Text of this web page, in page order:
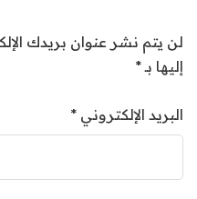
لن يتم نشر عنوان بريدك
إليها بـ*
البريد الإلكتروني *